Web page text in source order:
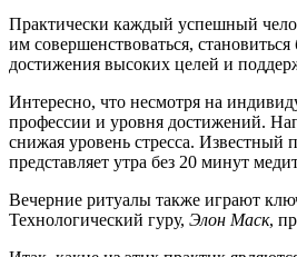
Практически каждый успешный
им совершенствоваться,
достижения высоких целей и
Интересно, что несмотря на
профессии и уровня достижений.
снижая уровень стресса. Известный
представляет утра без 20 минут
Вечерние ритуалы также играют
Технологический гуру, Элон Маск,